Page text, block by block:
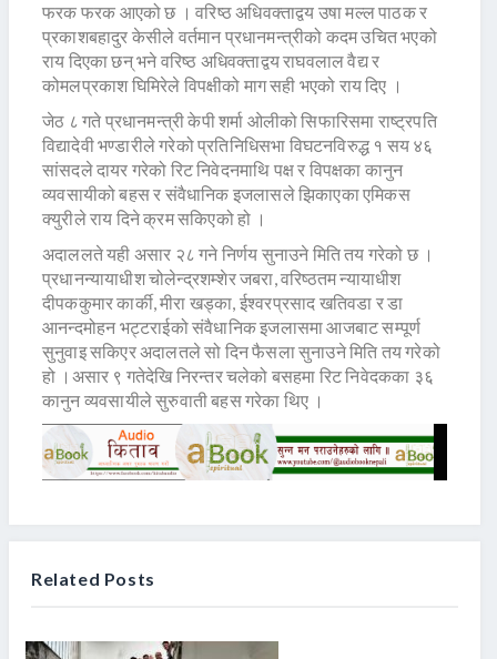
फरक फरक आएको छ । वरिष्ठ अधिवक्ताद्वय उषा मल्ल पाठक र
प्रकाशबहादुर केसीले वर्तमान प्रधानमन्त्रीको कदम उचित भएको
राय दिएका छन् भने वरिष्ठ अधिवक्ताद्वय राघवलाल वैद्य र
कोमलप्रकाश घिमिरेले विपक्षीको माग सही भएको राय दिए ।
जेठ ८ गते प्रधानमन्त्री केपी शर्मा ओलीको सिफारिसमा राष्ट्रपति
विद्यादेवी भण्डारीले गरेको प्रतिनिधिसभा विघटनविरुद्ध १ सय ४६
सांसदले दायर गरेको रिट निवेदनमाथि पक्ष र विपक्षका कानुन
व्यवसायीको बहस र संवैधानिक इजलासले झिकाएका एमिकस
क्युरीले राय दिने क्रम सकिएको हो ।
अदाललते यही असार २८ गने निर्णय सुनाउने मिति तय गरेको छ ।
प्रधानन्यायाधीश चोलेन्द्रशम्शेर जबरा, वरिष्ठतम न्यायाधीश
दीपककुमार कार्की, मीरा खड्का, ईश्वरप्रसाद खतिवडा र डा
आनन्दमोहन भट्टराईको संवैधानिक इजलासमा आजबाट सम्पूर्ण
सुनुवाइ सकिएर अदालतले सो दिन फैसला सुनाउने मिति तय गरेको
हो ।असार ९ गतेदेखि निरन्तर चलेको बसहमा रिट निवेदकका ३६
कानुन व्यवसायीले सुरुवाती बहस गरेका थिए ।
Related Posts